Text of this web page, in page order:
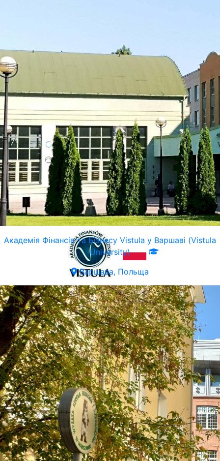
Академія Фінансів та Бізнесу Vistula у Варшаві (Vistula
University)
Варшава, Польща